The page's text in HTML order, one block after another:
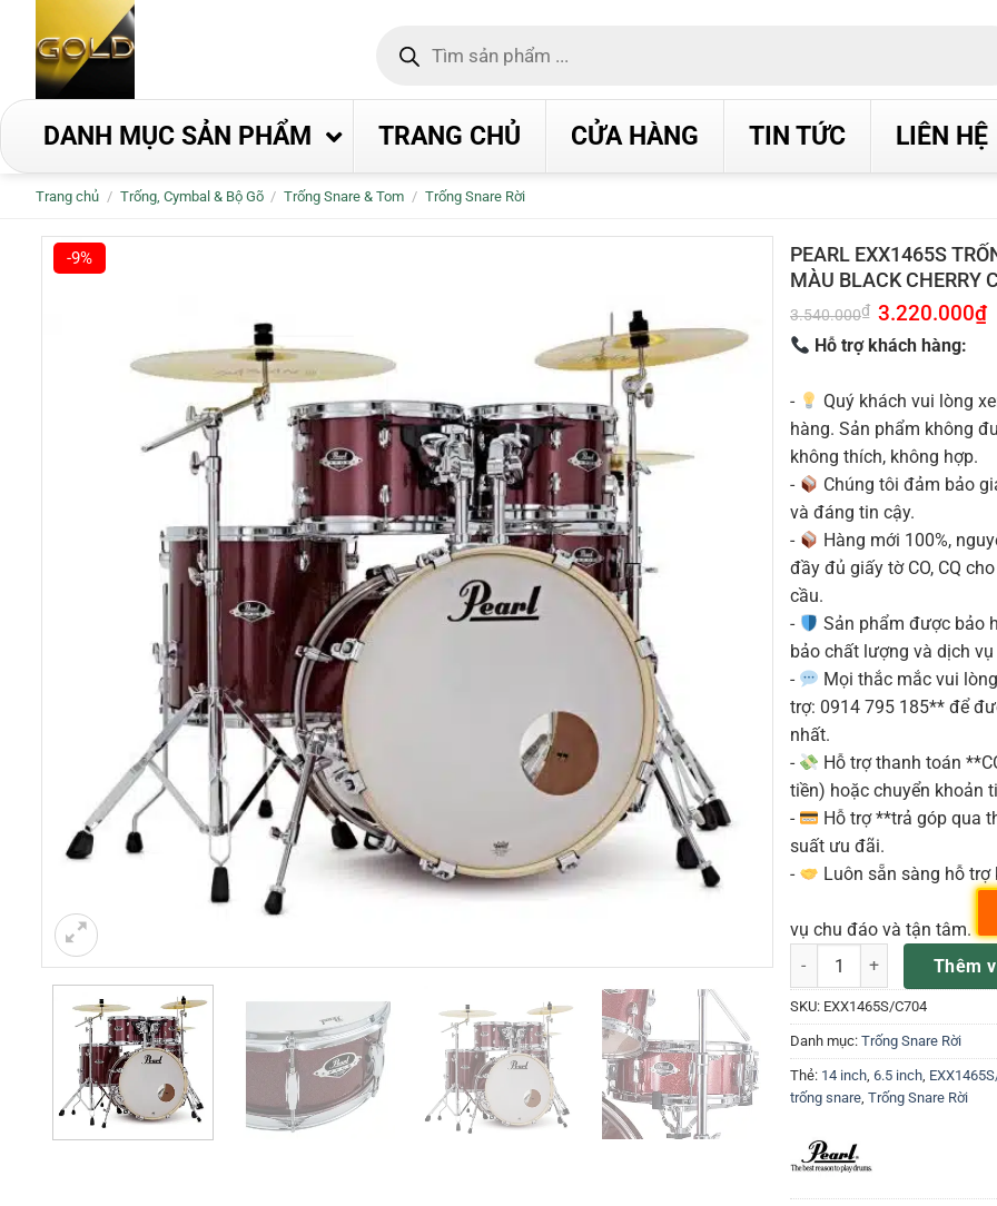
dung
kiếm
DANH MỤC SẢN PHẨM TRANG CHỦ CỬA HÀNG TIN TỨC LIÊN HỆ
Trang chủ / Trống, Cymbal & Bộ Gõ / Trống Snare & Tom / Trống Snare Rời
-9%
PEARL EXX1465S
MÀU BLACK CHERRY
3.540.000₫ Giá
gốc
là:
3.540.000₫.
3.220.000₫
Hỗ trợ khách hàng:
-
Quý khách vui lòng
hàng. Sản phẩm không
không thích, không hợp.
-
Chúng tôi đảm bảo
và đáng tin cậy.
-
Hàng mới 100%,
đầy đủ giấy tờ CO, CQ
cầu.
-
Sản phẩm được bảo
bảo chất lượng và dịch
-
Mọi thắc mắc vui
trợ: 0914 795 185** để
nhất.
-
Hỗ trợ thanh toán
tiền) hoặc chuyển khoản
-
Hỗ trợ **trả góp qua
suất ưu đãi.
-
Luôn sẵn sàng hỗ
vụ chu đáo và tận tâm.
PEARL EXX1465S TRỐNG
Thêm
SKU: EXX1465S/C704
Danh mục: Trống Snare Rời
Thẻ: 14 inch, 6.5 inch,
trống snare, Trống Snare Rời